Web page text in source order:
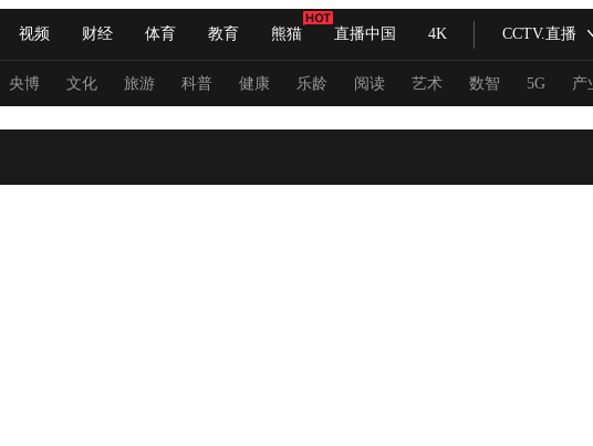
视频 财经 体育 教育 熊猫 直播中国 4K CCTV.直播
央视快评 习式妙语 热解读 天天学习
听音 微视频 主持人 下载央视影音
央博 文化 旅游 科普 健康 乐龄 阅读 艺术 数智 5G 产